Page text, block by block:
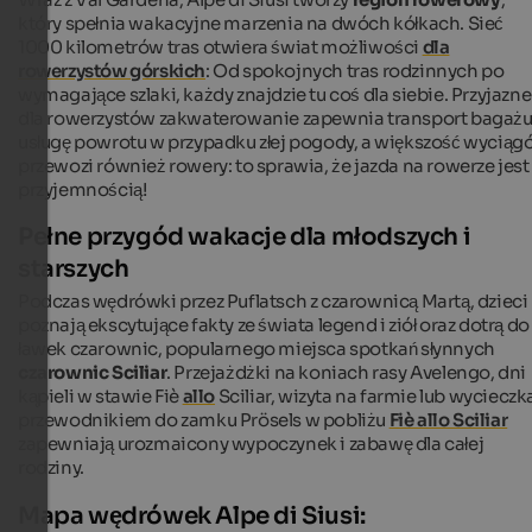
który spełnia wakacyjne marzenia na dwóch kółkach. Sieć
1000 kilometrów tras otwiera świat możliwości dla
rowerzystów górskich: Od spokojnych tras rodzinnych po
wymagające szlaki, każdy znajdzie tu coś dla siebie. Przyjazne
dla rowerzystów zakwaterowanie zapewnia transport
usługę powrotu w przypadku złej pogody, a większość
przewozi również rowery: to sprawia, że jazda na rowerze jest
przyjemnością!
Pełne przygód wakacje dla młodszych i
starszych
Podczas wędrówki przez Puflatsch z czarownicą Martą, dzieci
poznają ekscytujące fakty ze świata legend i ziół oraz dotrą do
ławek czarownic, popularnego miejsca spotkań słynnych
czarownic Sciliar. Przejażdżki na koniach rasy Avelengo, dni
kąpieli w stawie Fièallo Sciliar, wizyta na farmie lub
przewodnikiem do zamku Prösels w pobliżu Fiè allo Sciliar
zapewniają urozmaicony wypoczynek i zabawę dla całej
rodziny.
Mapa wędrówek Alpe di Siusi: